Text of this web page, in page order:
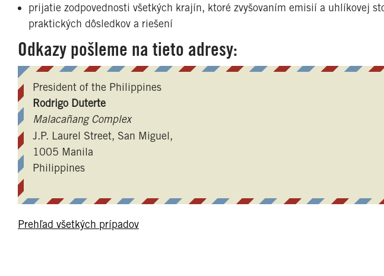
prijatie zodpovednosti všetkých krajín, ktoré zvyšovaním emisií a uhlíkovej
praktických dôsledkov a riešení
Odkazy pošleme na tieto adresy:
President of the Philippines
Rodrigo Duterte
Malacañang Complex
J.P. Laurel Street, San Miguel,
1005 Manila
Philippines
Prehľad všetkých prípadov